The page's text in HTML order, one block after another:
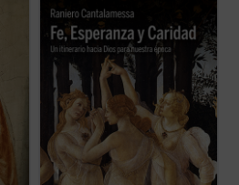
a los lectores en un viaje hacia la
comprensión de las virtudes teologales: Fe,
Esperanza y Caridad, con la certeza de que
no hay ningún contenido de la fe, por
elevado que sea, que no pueda hacerse ...
(ver ficha)